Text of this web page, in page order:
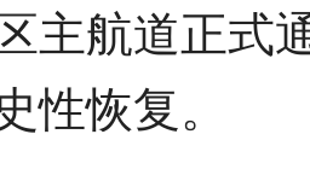
主航道正式
性恢复。